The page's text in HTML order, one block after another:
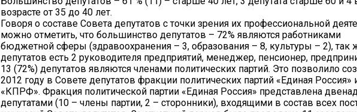
возрасте от 35 до 40 лет.
Говоря о составе Совета депутатов с точки зрения их профессиональной
можно отметить, что большинство депутатов – 72% являются работниками
бюджетной сферы (здравоохранения – 3, образования – 8, культуры – 2), так
депутатов есть 2 руководителя предприятий, менеджер, пенсионер,
13 (72%) депутатов являются членами политических партий. Это позволило
2012 году в Совете депутатов фракции политических партий «Единая Россия»
«КПРФ». Фракция политической партии «Единая Россия» представлена
депутатами (10 – члены партии, 2 – сторонники), входящими в состав всех